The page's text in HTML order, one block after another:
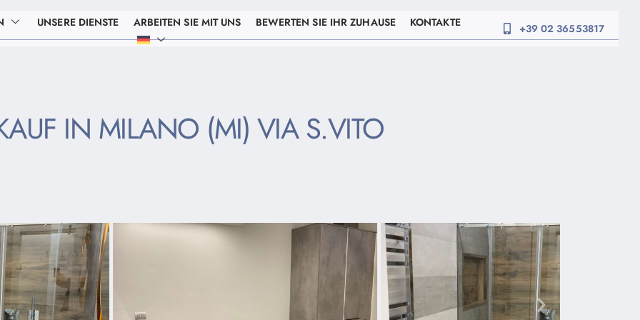
UNSERE DIENSTE ARBEITEN SIE MIT UNS BEWERTEN SIE IHR ZUHAUSE KONTAKTE +39 02 36553817
IN MILANO (MI) VIA S.VITO